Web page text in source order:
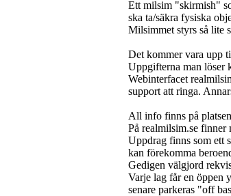
Ett milsim "skirmish"
ska ta/säkra fysiska
Milsimmet styrs så lite
Det kommer vara upp
Uppgifterna man löser
Webinterfacet
support att ringa.
All info finns på
På realmilsim.se
Uppdrag finns som ett
kan förekomma
Gedigen välgjord
Varje lag får en öppen
senare parkeras "off